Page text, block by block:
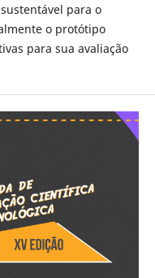
para o
o protótipo
para sua avaliação